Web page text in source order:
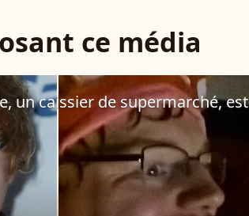
ce média
un caissier de supermarché, est